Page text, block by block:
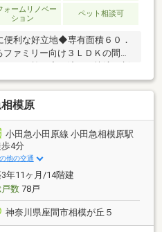
ォームリノベー
ション
ペット相談可
利な好立地◆専有面積６０．
ァミリー向け３ＬＤＫの間取
ション施工完了済みで快適な新
◆システムキッチンやユニット
設備を全種新規交換◆全室のク
え清潔感のある明るい住空間
一員である愛犬や愛猫と一緒
可物件◆モニター付きオートロ
安心快適な共用設備を完備◆
ーサービス保証付きで充実の
問い合わせは【フリーダイヤ
お気軽にどうぞ♪】
模原
小田急小田原線 小田急相模原駅
4分
他の交通
年11ヶ月/14階建
数78戸
神奈川県座間市相模が丘５